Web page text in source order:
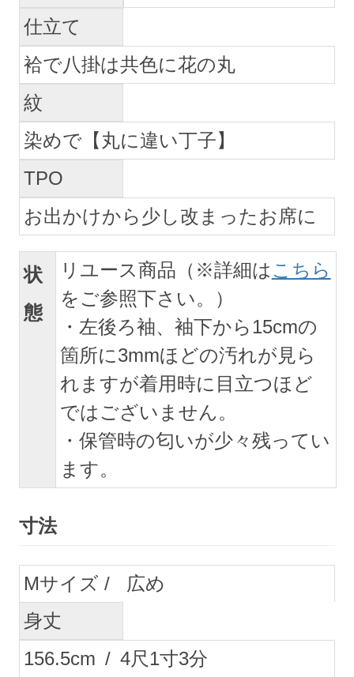
仕立て
袷で八掛は共色に花の丸
紋
染めで【丸に違い丁子】
TPO
お出かけから少し改まったお席に
状
態
リユース商品（※詳細は こちら
をご参照下さい。）
・左後ろ袖、袖下から15cmの
箇所に3mmほどの汚れが見ら
れますが着用時に目立つほど
ではございません。
・保管時の匂いが少々残ってい
ます。
寸法
M
広め
身丈
156.5cm / 4尺1寸3分